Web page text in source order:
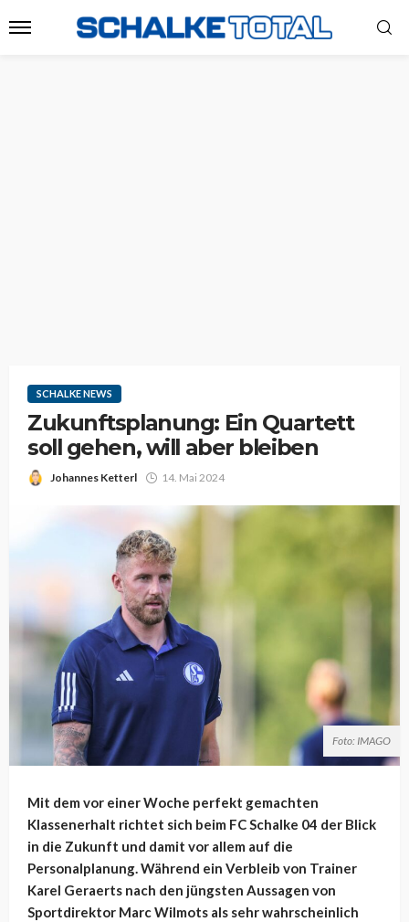
SCHALKE NEWS
Zukunftsplanung: Ein Quartett
soll gehen, will aber bleiben
Johannes Ketterl 14. Mai 2024
Foto: IMAGO
Mit dem vor einer Woche perfekt gemachten
Klassenerhalt richtet sich beim FC Schalke 04 der Blick
in die Zukunft und damit vor allem auf die
Personalplanung. Während ein Verbleib von Trainer
Karel Geraerts nach den jüngsten Aussagen von
Sportdirektor Marc Wilmots als sehr wahrscheinlich